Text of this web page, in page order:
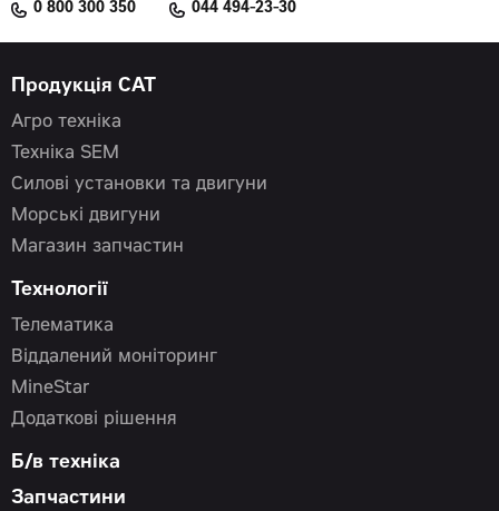
0 800 300 350 044 494-23-30
Продукція CAT
Агро техніка
Техніка SEM
Силові установки та двигуни
Морські двигуни
Магазин запчастин
Технології
Телематика
Віддалений моніторинг
MineStar
Додаткові рішення
Б/в техніка
Запчастини